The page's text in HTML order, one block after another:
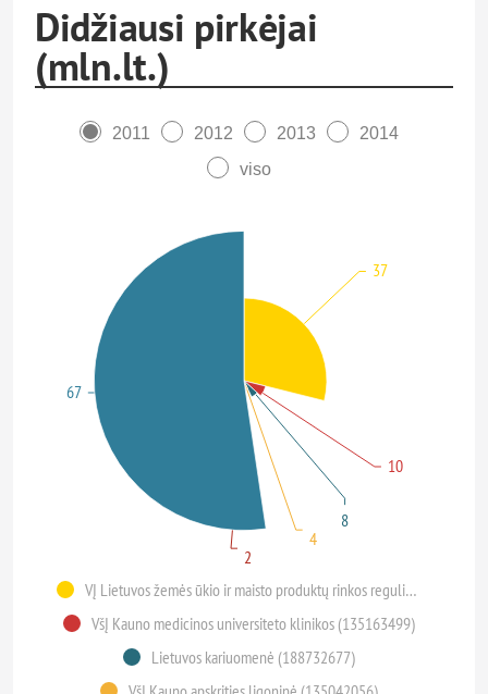
Didžiausi pirkėjai
(mln.lt.)
2011 2012 2013
2014
viso
VĮ Lietuvos žemės ūkio ir maisto produktų rinkos reguliavimo agentūra (110073873)
VšĮ Kauno medicinos universiteto klinikos (135163499)
Lietuvos kariuomenė (188732677)
37
10
8
4
2
67